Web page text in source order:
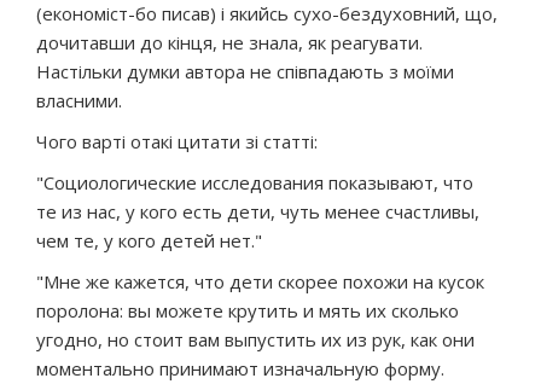
(економіст-бо писав) і якийсь сухо-бездуховний, що,
дочитавши до кінця, не знала, як реагувати.
Настільки думки автора не співпадають з моїми
власними.
Чого варті отакі цитати зі статті:
"Социологические исследования показывают, что
те из нас, у кого есть дети, чуть менее счастливы,
чем те, у кого детей нет."
"Мне же кажется, что дети скорее похожи на кусок
поролона: вы можете крутить и мять их сколько
угодно, но стоит вам выпустить их из рук, как они
моментально принимают изначальную форму.